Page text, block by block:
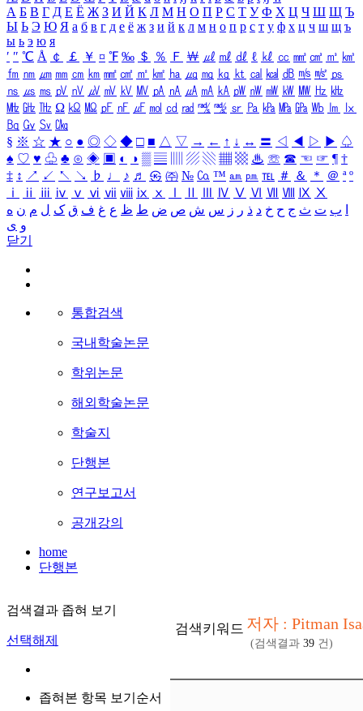
А Б В Г Д Е Ё Ж З И Й К Л М Н О П Р С Т У Ф Х Ц Ч Ш Щ Ъ
Ы Ь Э Ю Я а б в г д е ё ж з и й к л м н о п р с т у ф х ц ч ш щ ъ
ы ь э ю я
′ ″ ℃ Å ￠ ￡ ￥ ¤ ℉ ‰ ＄ ％ Ｆ ￦ ㎕ ㎖ ㎗ ℓ ㎘ ㏄ ㎣ ㎤ ㎥ ㎦
㎙ ㎚ ㎛ ㎜ ㎝ ㎞ ㎟ ㎠ ㎡ ㎢ ㏊ ㎍ ㎎ ㎏ ㏏ ㎈ ㎉ ㏈ ㎧ ㎨ ㎰
㎱ ㎲ ㎳ ㎴ ㎵ ㎶ ㎷ ㎸ ㎹ ㎀ ㎁ ㎂ ㎃ ㎄ ㎺ ㎻ ㎽ ㎾ ㎿ ㎐ ㎑
㎒ ㎓ ㎔ Ω ㏀ ㏁ ㎊ ㎋ ㎌ ㏖ ㏅ ㎭ ㎮ ㎯ ㏛ ㎩ ㎪ ㎫ ㎬ ㏝ ㏐
㏓
㏃ ㏉ ㏜ ㏆
§ ※ ☆ ★ ○ ● ◎ ◇ ◆ □ ■ △ ▽ → ← ↑ ↓ ↔ 〓 ◁ ◀ ▷ ▶ ♤
♠ ♡ ♥ ♧ ♣ ⊙ ◈ ▣ ◐ ◑ ▒ ▤ ▨ ▧ ▦ ▩ ♨ ☏ ☎ ☜ ☞ ¶ †
‡ ↕ ↗ ↙ ↖ ↘ ♭ ♩ ♪ ♬ ㉿ ㈜ № ㏇ ™ ㏂ ㏘ ℡ ＃ ＆ ＊ ＠ ª º
ⅰ
ⅱ ⅲ ⅳ ⅴ ⅵ ⅶ ⅷ ⅸ ⅹ Ⅳ Ⅴ Ⅵ Ⅶ Ⅷ Ⅸ Ⅹ
ب ت ث ج ح خ د ذ ر ز س ش ص ض ط ظ ع غ ف ق ک ل م ن ه
و ی
닫기
통합검색
국내학술논문
학위논문
해외학술논문
학술지
단행본
연구보고서
공개강의
home
단행본
검색결과 좁혀 보기
선택해제
좁혀본 항목 보기순서
검색키워드 저자 : Pitman
(검색결과 39 건)